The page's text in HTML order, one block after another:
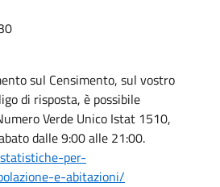
sul Censimento, sul vostro
di risposta, è possibile
Verde Unico Istat 1510,
dalle 9:00 alle 21:00.
per-
e-abitazioni/